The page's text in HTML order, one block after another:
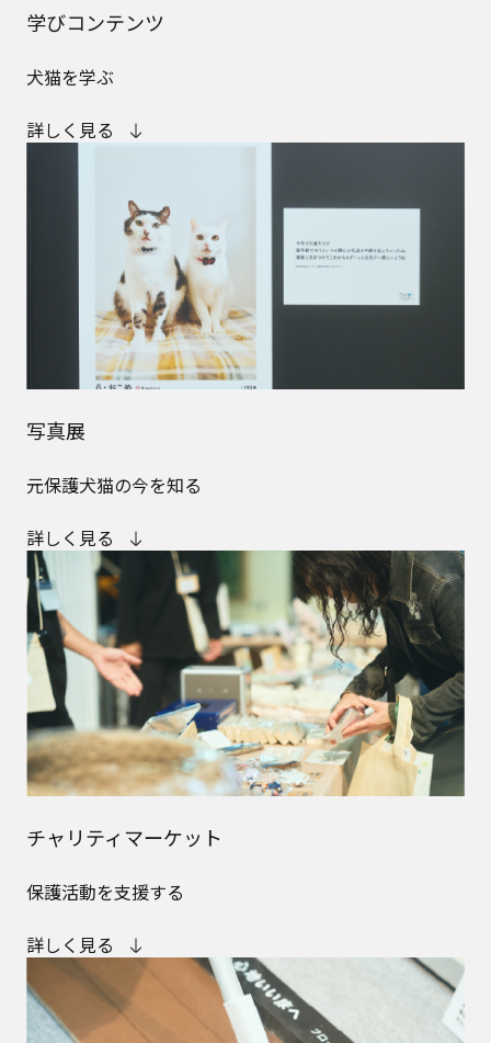
学びコンテンツ
犬猫を学ぶ
詳しく見る
写真展
元保護犬猫の今を知る
詳しく見る
チャリティマーケット
保護活動を支援する
詳しく見る